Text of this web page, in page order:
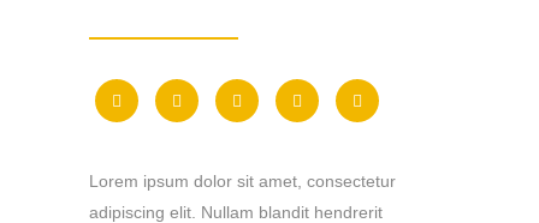
Lorem ipsum dolor sit amet, consectetur
adipiscing elit. Nullam blandit hendrerit